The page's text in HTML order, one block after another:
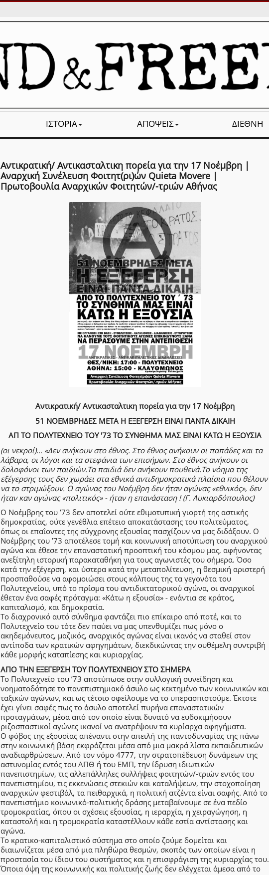
ΙΣΤΟΡΊΑ ΑΠΌΨΕΙΣ ΔΙΕΘΝΉ
Αντικρατική/ Αντικασταλτικη πορεία για την 17 Νοέμβρη |
Αναρχική Συνέλευση Φοιτητ(ρι)ών Quieta Movere |
Πρωτοβουλία Αναρχικών Φοιτητών/-τριών Αθήνας
Αντικρατική/ Αντικασταλτικη πορεία για την 17 Νοέμβρη
51 ΝΟΕΜΒΡΗΔΕΣ ΜΕΤΑ Η ΕΞΕΓΕΡΣΗ ΕΙΝΑΙ ΠΑΝΤΑ ΔΙΚΑΙΗ
ΑΠ ΤΟ ΠΟΛΥΤΕΧΝΕΙΟ ΤΟΥ '73 ΤΟ ΣΥΝΘΗΜΑ ΜΑΣ ΕΙΝΑΙ ΚΑΤΩ Η ΕΞΟΥΣΙΑ
(οι νεκροί)… «Δεν ανήκουν στο έθνος. Στο έθνος ανήκουν οι παπάδες και τα
λάβαρα, οι λόγοι και τα στεφάνια των επισήμων. Στο έθνος ανήκουν οι
δολοφόνοι των παιδιών.Τα παιδιά δεν ανήκουν πουθενά.Το νόημα της
εξέγερσης τους δεν χωράει στα εθνικά αντιδημοκρατικά πλαίσια που θέλουν
να το στριμώξουν. Ο αγώνας του Νοέμβρη δεν ήταν αγώνας «εθνικός», δεν
ήταν καν αγώνας «πολιτικός» - ήταν η επανάσταση ! (Γ. Λυκιαρδόπουλος)
Ο Νοέμβρης του ’73 δεν αποτελεί ούτε εθιμοτυπική γιορτή της αστικής
δημοκρατίας, ούτε γενέθλια επέτειο αποκατάστασης του πολιτεύματος,
όπως οι επαΐοντες της σύγχρονης εξουσίας πασχίζουν να μας διδάξουν. Ο
Νοέμβρης του ’73 αποτέλεσε τομή και κοινωνική αποτύπωση του αναρχικού
αγώνα και έθεσε την επαναστατική προοπτική του κόσμου μας, αφήνοντας
ανεξίτηλη ιστορική παρακαταθήκη για τους αγωνιστές του σήμερα. Όσο
κατά την εξέγερση, και ύστερα κατά την μεταπολίτευση, η θεσμική αριστερή
προσπαθούσε να αφομοιώσει στους κόλπους της τα γεγονότα του
Πολυτεχνείου, υπό το πρίσμα του αντιδικτατορικού αγώνα, οι αναρχικοί
έθεταν ένα σαφές πρόταγμα: «Κάτω η εξουσία» - ενάντια σε κράτος,
καπιταλισμό, και δημοκρατία.
Το διαχρονικό αυτό σύνθημα φαντάζει πιο επίκαιρο από ποτέ, και το
Πολυτεχνείο του τότε δεν παύει να μας υπενθυμίζει πως μόνο ο
ακηδεμόνευτος, μαζικός, αναρχικός αγώνας είναι ικανός να σταθεί στον
αντίποδα των κρατικών αφηγημάτων, διεκδικώντας την συθέμελη συντριβή
κάθε μορφής καταπίεσης και κυριαρχίας.
ΑΠΟ ΤΗΝ ΕΞΕΓΕΡΣΗ ΤΟΥ ΠΟΛΥΤΕΧΝΕΙΟΥ ΣΤΟ ΣΗΜΕΡΑ
Το Πολυτεχνείο του ’73 αποτύπωσε στην συλλογική συνείδηση και
νοηματοδότησε το πανεπιστημιακό άσυλο ως κεκτημένο των κοινωνικών και
ταξικών αγώνων, και ως τέτοιο οφείλουμε να το υπερασπιστούμε. Έκτοτε
έχει γίνει σαφές πως το άσυλο αποτελεί πυρήνα επαναστατικών
προταγμάτων, μέσα από τον οποίο είναι δυνατό να ευδοκιμήσουν
ριζοσπαστικοί αγώνες ικανοί να ανατρέψουν τα κυρίαρχα αφηγήματα.
Ο φόβος της εξουσίας απέναντι στην απειλή της παντοδυναμίας της πάνω
στην κοινωνική βάση εκφράζεται μέσα από μια μακρά λίστα εκπαιδευτικών
αναδιαρθρώσεων. Από τον νόμο 4777, την στρατοπέδευση δυνάμεων της
αστυνομίας εντός του ΑΠΘ ή του ΕΜΠ, την ίδρυση ιδιωτικών
πανεπιστημίων, τις αλλεπάλληλες συλλήψεις φοιτητών/-τριών εντός του
πανεπιστημίου, τις εκκενώσεις στεκιών και καταλήψεων, την στοχοποίηση
αναρχικών φεστιβάλ, τα πειθαρχικά, η πολιτική ατζέντα είναι σαφής. Από το
πανεπιστήμιο κοινωνικό-πολιτικής δράσης μεταβαίνουμε σε ένα πεδίο
τρομοκρατίας, όπου οι σχέσεις εξουσίας, η ιεραρχία, η χειραγώγηση, η
καταστολή και η τρομοκρατία καταστέλλουν κάθε εστία αντίστασης και
αγώνα.
Το κρατικο-καπιταλιστικό σύστημα στο οποίο ζούμε δομείται και
διαιωνίζεται μέσα από μια πληθώρα θεσμών, σκοπός των οποίων είναι η
προστασία του ίδιου του συστήματος και η επισφράγιση της κυριαρχίας του.
Όποια όψη της κοινωνικής και πολιτικής ζωής δεν ελέγχεται άμεσα από το